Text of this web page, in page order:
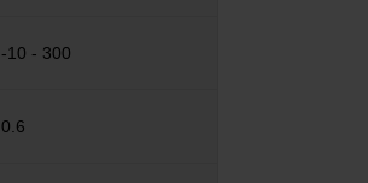
-10 - 300
0.6